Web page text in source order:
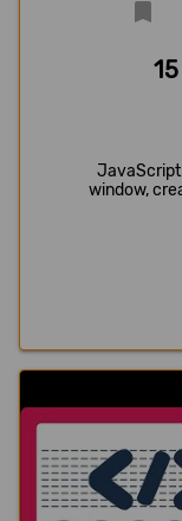
JavaScript
window,